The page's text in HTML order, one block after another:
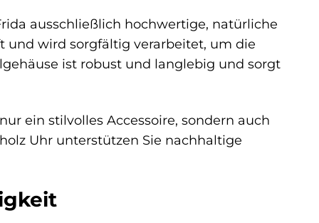
ausschließlich hochwertige, natürliche
und wird sorgfältig verarbeitet, um die
ist robust und langlebig und sorgt
ein stilvolles Accessoire, sondern auch
Uhr unterstützen Sie nachhaltige